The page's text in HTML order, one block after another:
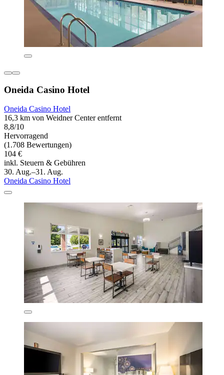
Oneida Casino Hotel
Oneida Casino Hotel
16,3 km von Weidner Center entfernt
8,8/10
Hervorragend
(1.708 Bewertungen)
104 €
inkl. Steuern & Gebühren
30. Aug.–31. Aug.
Oneida Casino Hotel